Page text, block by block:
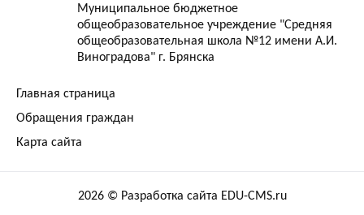
Муниципальное бюджетное
общеобразовательное учреждение "Средняя
общеобразовательная школа №12 имени А.И.
Виноградова" г. Брянска
Главная страница
Обращения граждан
Карта сайта
2026 © Разработка сайта EDU-CMS.ru